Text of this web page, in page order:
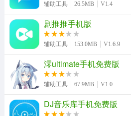
辅助工具 26.5MB V1.4
剧推推手机版
辅助工具 153.0MB V1.6.9
澪ultimate手机免费版
辅助工具 67.9MB V1.0
DJ音乐库手机免费版